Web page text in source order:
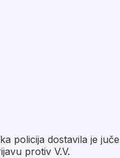
policija dostavila je
protiv V.V.